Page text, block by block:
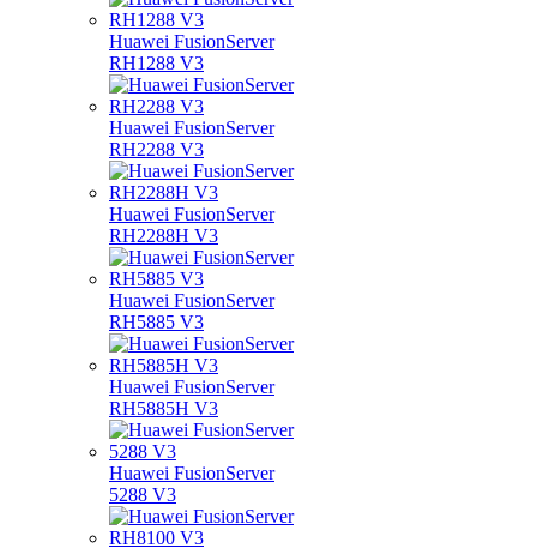
Huawei FusionServer
RH1288 V3
Huawei FusionServer
RH2288 V3
Huawei FusionServer
RH2288H V3
Huawei FusionServer
RH5885 V3
Huawei FusionServer
RH5885H V3
Huawei FusionServer
5288 V3